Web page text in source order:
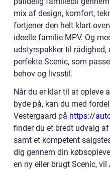
mix af design, komfort,
fortjener den helt klart
ideelle familie MPV. Og
udstyrspakker til
perfekte Scenic, som
behov og livsstil.
Når du er klar til at opleve
byde på, kan du med
Vestergaard på https://
finder du et bredt udvalg
samt et kompetent
dig gennem din
en ny eller brugt Scenic,